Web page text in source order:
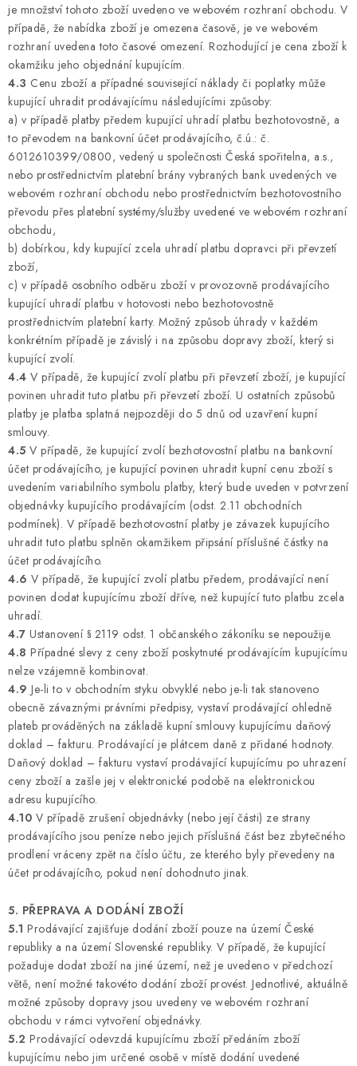
je množství tohoto zboží uvedeno ve webovém rozhraní obchodu. V
případě, že nabídka zboží je omezena časově, je ve webovém
rozhraní uvedena toto časové omezení. Rozhodující je cena zboží k
okamžiku jeho objednání kupujícím.
4.3 Cenu zboží a případné související náklady či poplatky může
kupující uhradit prodávajícímu následujícími způsoby:
a) v případě platby předem kupující uhradí platbu bezhotovostně, a
to převodem na bankovní účet prodávajícího, č.ú.: č.
6012610399/0800, vedený u společnosti Česká spořitelna, a.s.,
nebo prostřednictvím platební brány vybraných bank uvedených ve
webovém rozhraní obchodu nebo prostřednictvím bezhotovostního
převodu přes platební systémy/služby uvedené ve webovém rozhraní
obchodu,
b) dobírkou, kdy kupující zcela uhradí platbu dopravci při převzetí
zboží,
c) v případě osobního odběru zboží v provozovně prodávajícího
kupující uhradí platbu v hotovosti nebo bezhotovostně
prostřednictvím platební karty. Možný způsob úhrady v každém
konkrétním případě je závislý i na způsobu dopravy zboží, který si
kupující zvolí.
4.4 V případě, že kupující zvolí platbu při převzetí zboží, je kupující
povinen uhradit tuto platbu při převzetí zboží. U ostatních způsobů
platby je platba splatná nejpozději do 5 dnů od uzavření kupní
smlouvy.
4.5 V případě, že kupující zvolí bezhotovostní platbu na bankovní
účet prodávajícího, je kupující povinen uhradit kupní cenu zboží s
uvedením variabilního symbolu platby, který bude uveden v potvrzení
objednávky kupujícího prodávajícím (odst. 2.11 obchodních
podmínek). V případě bezhotovostní platby je závazek kupujícího
uhradit tuto platbu splněn okamžikem připsání příslušné částky na
účet prodávajícího.
4.6 V případě, že kupující zvolí platbu předem, prodávající není
povinen dodat kupujícímu zboží dříve, než kupující tuto platbu zcela
uhradí.
4.7 Ustanovení § 2119 odst. 1 občanského zákoníku se nepoužije.
4.8 Případné slevy z ceny zboží poskytnuté prodávajícím kupujícímu
nelze vzájemně kombinovat.
4.9 Je-li to v obchodním styku obvyklé nebo je-li tak stanoveno
obecně závaznými právními předpisy, vystaví prodávající ohledně
plateb prováděných na základě kupní smlouvy kupujícímu daňový
doklad – fakturu. Prodávající je plátcem daně z přidané hodnoty.
Daňový doklad – fakturu vystaví prodávající kupujícímu po uhrazení
ceny zboží a zašle jej v elektronické podobě na elektronickou
adresu kupujícího.
4.10 V případě zrušení objednávky (nebo její části) ze strany
prodávajícího jsou peníze nebo jejich příslušná část bez zbytečného
prodlení vráceny zpět na číslo účtu, ze kterého byly převedeny na
účet prodávajícího, pokud není dohodnuto jinak.
5. PŘEPRAVA A DODÁNÍ ZBOŽÍ
5.1 Prodávající zajišťuje dodání zboží pouze na území České
republiky a na území Slovenské republiky. V případě, že kupující
požaduje dodat zboží na jiné území, než je uvedeno v předchozí
větě, není možné takovéto dodání zboží provést. Jednotlivé, aktuálně
možné způsoby dopravy jsou uvedeny ve webovém rozhraní
obchodu v rámci vytvoření objednávky.
5.2 Prodávající odevzdá kupujícímu zboží předáním zboží
kupujícímu nebo jim určené osobě v místě dodání uvedené